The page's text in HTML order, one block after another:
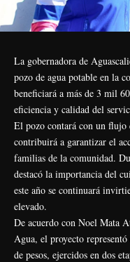
La gobernadora de
pozo de agua potable en la
beneficiará a más de 3 mil
eficiencia y calidad del
El pozo contará con un
contribuirá a garantizar el
familias de la comunidad.
destacó la importancia del
este año se continuará
elevado.
De acuerdo con Noel Mata
Agua, el proyecto
de pesos, ejercidos en dos